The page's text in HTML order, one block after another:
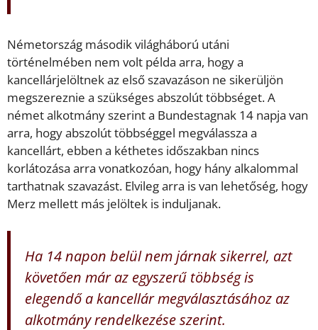
Németország második világháború utáni
történelmében nem volt példa arra, hogy a
kancellárjelöltnek az első szavazáson ne sikerüljön
megszereznie a szükséges abszolút többséget. A
német alkotmány szerint a Bundestagnak 14 napja van
arra, hogy abszolút többséggel megválassza a
kancellárt, ebben a kéthetes időszakban nincs
korlátozása arra vonatkozóan, hogy hány alkalommal
tarthatnak szavazást. Elvileg arra is van lehetőség, hogy
Merz mellett más jelöltek is induljanak.
Ha 14 napon belül nem járnak sikerrel, azt
követően már az egyszerű többség is
elegendő a kancellár megválasztásához az
alkotmány rendelkezése szerint.